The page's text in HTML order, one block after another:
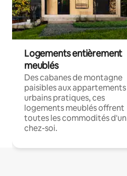
Logements entièrement
meublés
Des cabanes de montagne
paisibles aux appartements
urbains pratiques, ces
logements meublés offrent
toutes les commodités d'un
chez-soi.